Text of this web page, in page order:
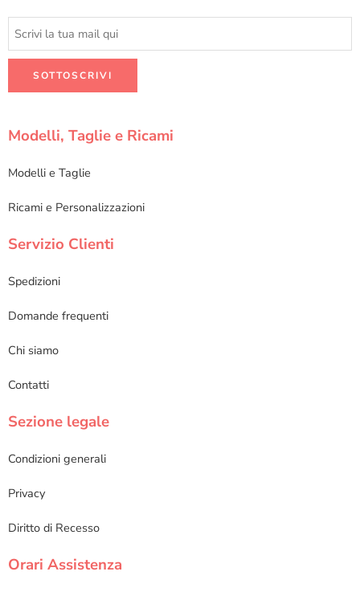
Modelli, Taglie e Ricami
Modelli e Taglie
Ricami e Personalizzazioni
Servizio Clienti
Spedizioni
Domande frequenti
Chi siamo
Contatti
Sezione legale
Condizioni generali
Privacy
Diritto di Recesso
Orari Assistenza